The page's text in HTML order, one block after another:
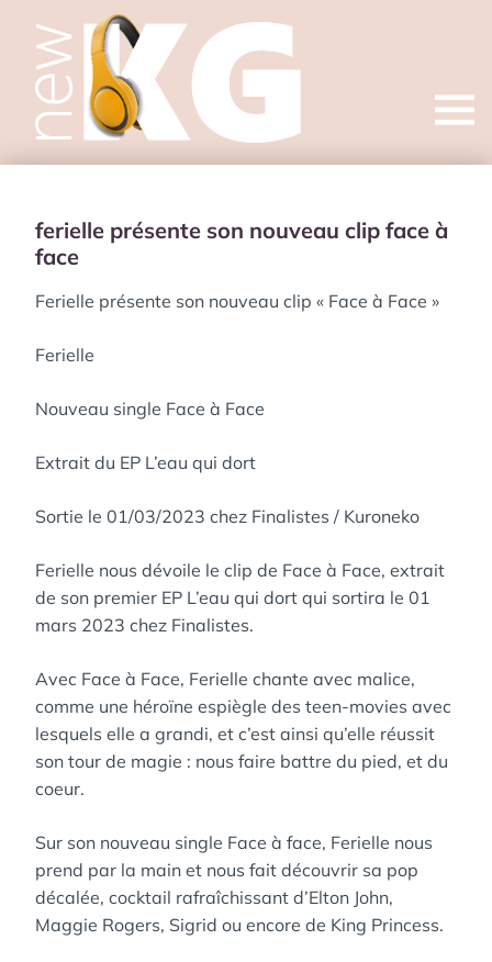
Open
ferielle présente son nouveau clip face à
face
Ferielle présente son nouveau clip « Face à Face »
Ferielle
Nouveau single Face à Face
Extrait du EP L’eau qui dort
Sortie le 01/03/2023 chez Finalistes / Kuroneko
Ferielle nous dévoile le clip de Face à Face, extrait
de son premier EP L’eau qui dort qui sortira le 01
mars 2023 chez Finalistes.
Avec Face à Face, Ferielle chante avec malice,
comme une héroïne espiègle des teen-movies avec
lesquels elle a grandi, et c’est ainsi qu’elle réussit
son tour de magie : nous faire battre du pied, et du
coeur.
Sur son nouveau single Face à face, Ferielle nous
prend par la main et nous fait découvrir sa pop
décalée, cocktail rafraîchissant d’Elton John,
Maggie Rogers, Sigrid ou encore de King Princess.